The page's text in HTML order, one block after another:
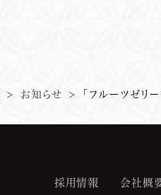
> お知らせ > 「フルーツゼ
採用情報 会社概